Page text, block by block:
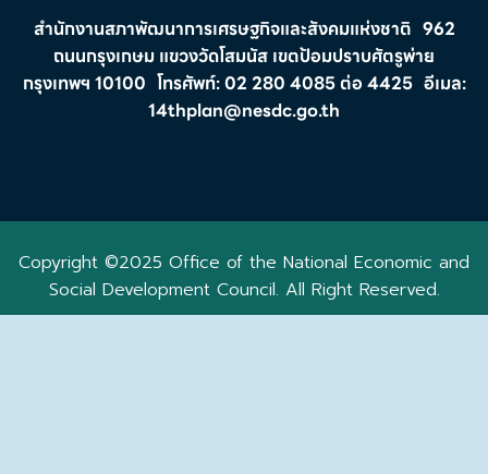
สำนักงานสภาพัฒนาการเศรษฐกิจและสังคมแห่งชาติ 962
ถนนกรุงเกษม แขวงวัดโสมนัส เขตป้อมปราบศัตรูพ่าย
กรุงเทพฯ 10100 โทรศัพท์: 02 280 4085 ต่อ 4425 อีเมล:
14thplan@nesdc.go.th
Copyright ©2025 Office of the National Economic and
Social Development Council. All Right Reserved.